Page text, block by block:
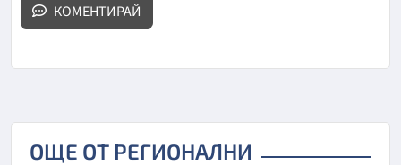
КОМЕНТИРАЙ
ОЩЕ ОТ РЕГИОНАЛНИ